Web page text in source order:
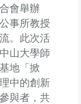
會舉辦
事所教授
。此次活
山大學師
地「掀
中的創新
與者，共